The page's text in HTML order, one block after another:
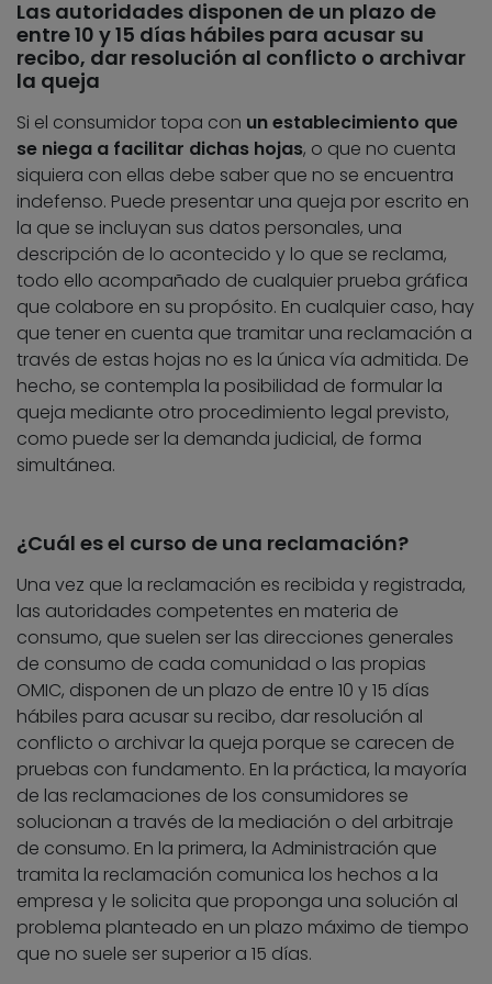
Las autoridades disponen de un plazo de
entre 10 y 15 días hábiles para acusar su
recibo, dar resolución al conflicto o archivar
la queja
Si el consumidor topa con un establecimiento que
se niega a facilitar dichas hojas, o que no cuenta
siquiera con ellas debe saber que no se encuentra
indefenso. Puede presentar una queja por escrito en
la que se incluyan sus datos personales, una
descripción de lo acontecido y lo que se reclama,
todo ello acompañado de cualquier prueba gráfica
que colabore en su propósito. En cualquier caso, hay
que tener en cuenta que tramitar una reclamación a
través de estas hojas no es la única vía admitida. De
hecho, se contempla la posibilidad de formular la
queja mediante otro procedimiento legal previsto,
como puede ser la demanda judicial, de forma
simultánea.
¿Cuál es el curso de una reclamación?
Una vez que la reclamación es recibida y registrada,
las autoridades competentes en materia de
consumo, que suelen ser las direcciones generales
de consumo de cada comunidad o las propias
OMIC, disponen de un plazo de entre 10 y 15 días
hábiles para acusar su recibo, dar resolución al
conflicto o archivar la queja porque se carecen de
pruebas con fundamento. En la práctica, la mayoría
de las reclamaciones de los consumidores se
solucionan a través de la mediación o del arbitraje
de consumo. En la primera, la Administración que
tramita la reclamación comunica los hechos a la
empresa y le solicita que proponga una solución al
problema planteado en un plazo máximo de tiempo
que no suele ser superior a 15 días.